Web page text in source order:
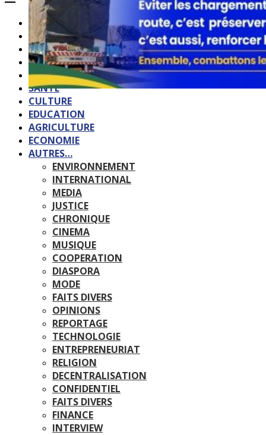
ACCUEIL
QUI SOMMES-NOUS?
POLITIQUE
SOCIETE
SPORTS
SANTE
CULTURE
EDUCATION
AGRICULTURE
ECONOMIE
AUTRES…
ENVIRONNEMENT
INTERNATIONAL
MEDIA
JUSTICE
CHRONIQUE
CINEMA
MUSIQUE
COOPERATION
DIASPORA
MODE
FAITS DIVERS
OPINIONS
REPORTAGE
TECHNOLOGIE
ENTREPRENEURIAT
RELIGION
DECENTRALISATION
CONFIDENTIEL
FAITS DIVERS
FINANCE
INTERVIEW